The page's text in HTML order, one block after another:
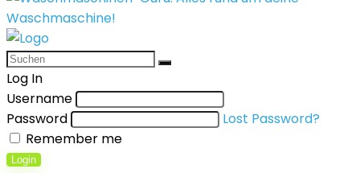
Log In
Username
Password
Lost Password?
Remember me
Login